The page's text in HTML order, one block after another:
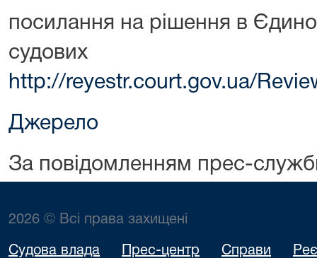
посилання на рішення в
судових
http://reyestr.court.gov.ua/
Джерело
За повідомленням прес-
2026 © Всі права захищені
Судова влада Прес-центр Справи